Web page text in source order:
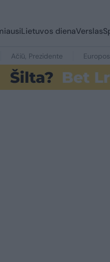
Lietuvos dienaVerslas
Ačiū, Prezidente